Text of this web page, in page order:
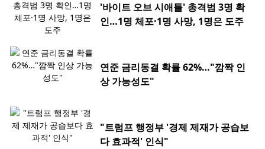
'바이트 오브 시애틀' 총격범 3명 확
인…1명 체포·1명 사망, 1명은 도주
연준 금리동결 확률 62%…"깜짝 인
상 가능성도"
"트럼프 행정부 '경제 제재가 공습보
다 효과적' 인식"